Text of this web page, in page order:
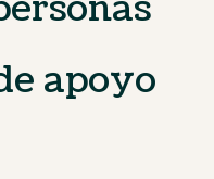
apoyo